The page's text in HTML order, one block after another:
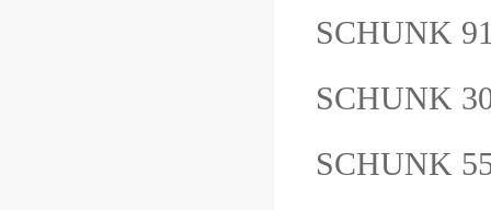
SCHUNK
SCHUNK
SCHUNK